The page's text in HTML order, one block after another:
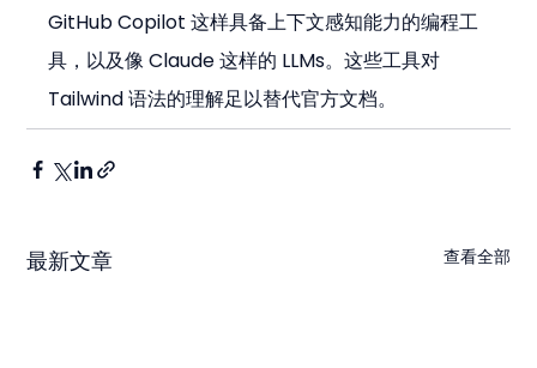
GitHub Copilot 这样具备上下文感知能力的编程工
具，以及像 Claude 这样的 LLMs。这些工具对
Tailwind 语法的理解足以替代官方文档。
最新文章 查看全部